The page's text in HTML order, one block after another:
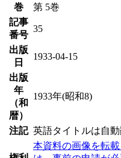
巻
第 5巻
記事
番号
35
出版
日
1933-04-15
出版
年
（和
暦）
1933年(昭和8)
注記 英語タイトルは自
本資料の画像を転